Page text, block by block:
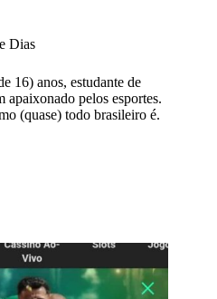
Dias
16) anos, estudante de
apaixonado pelos esportes.
(quase) todo brasileiro é.